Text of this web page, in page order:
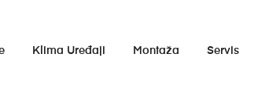
Klima Uređaji Montaža Servis